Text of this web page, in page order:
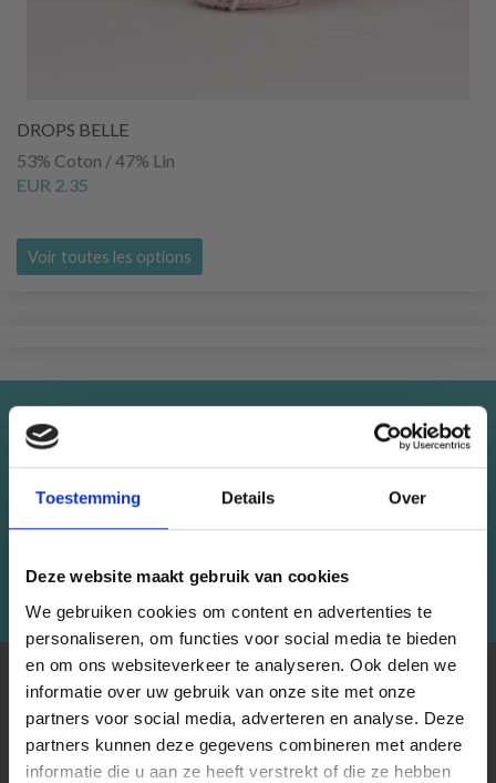
Toestemming Details Over
Deze website maakt gebruik van cookies
We gebruiken cookies om content en advertenties te
personaliseren, om functies voor social media te bieden
en om ons websiteverkeer te analyseren. Ook delen we
informatie over uw gebruik van onze site met onze
partners voor social media, adverteren en analyse. Deze
partners kunnen deze gegevens combineren met andere
informatie die u aan ze heeft verstrekt of die ze hebben
DROPS BELLE
53% Coton / 47% Lin
EUR 2.35
Voir toutes les options
Économisez jusqu'à 50%
bénéficiez d'inspiration, d'offres et de
réductions !
À PROPOS DE NOUS
LindeHobby fournit tout le Danemark avec du fil de qualité.
Nous avons une large gamme de marques populaires avec
plus de 15 000 numéros d'articles. Notre équipe s'efforce
Économisez jusqu'à 50 %